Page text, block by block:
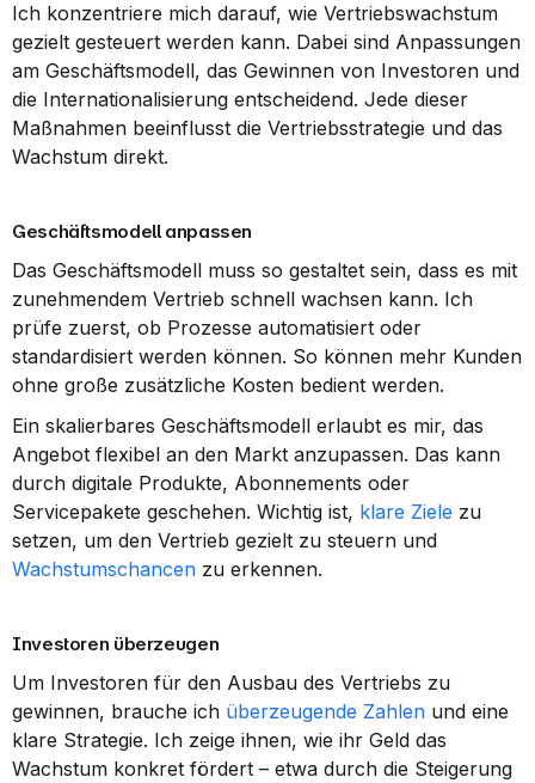
Ich konzentriere mich darauf, wie Vertriebswachstum
gezielt gesteuert werden kann. Dabei sind Anpassungen
am Geschäftsmodell, das Gewinnen von Investoren und
die Internationalisierung entscheidend. Jede dieser
Maßnahmen beeinflusst die Vertriebsstrategie und das
Wachstum direkt.
Geschäftsmodell anpassen
Das Geschäftsmodell muss so gestaltet sein, dass es mit
zunehmendem Vertrieb schnell wachsen kann. Ich
prüfe zuerst, ob Prozesse automatisiert oder
standardisiert werden können. So können mehr Kunden
ohne große zusätzliche Kosten bedient werden.
Ein skalierbares Geschäftsmodell erlaubt es mir, das
Angebot flexibel an den Markt anzupassen. Das kann
durch digitale Produkte, Abonnements oder
Servicepakete geschehen. Wichtig ist, klare Ziele zu
Wachstumschancen zu erkennen.
Investoren überzeugen
Um Investoren für den Ausbau des Vertriebs zu
gewinnen, brauche ich überzeugende Zahlen und eine
klare Strategie. Ich zeige ihnen, wie ihr Geld das
Wachstum konkret fördert – etwa durch die Steigerung